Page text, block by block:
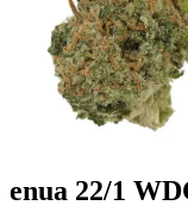
enua 22/1